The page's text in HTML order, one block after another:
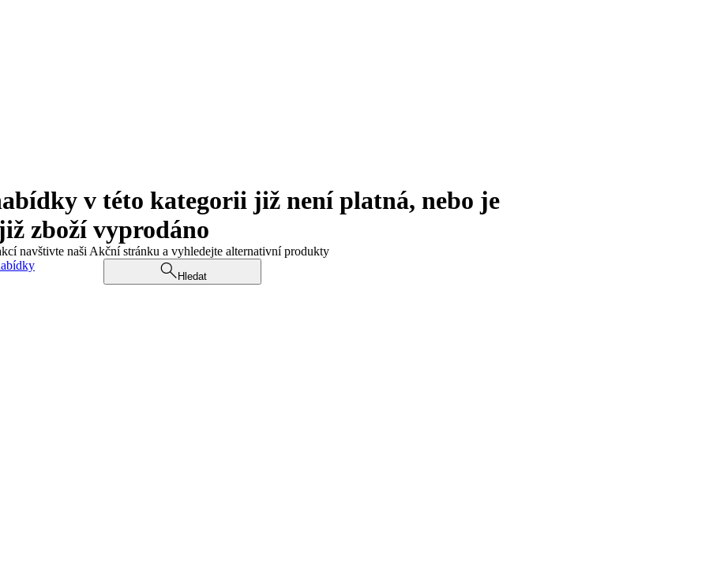
v této kategorii již není platná, nebo je
zboží vyprodáno
navštivte naši Akční stránku a vyhledejte alternativní produkty
Hledat